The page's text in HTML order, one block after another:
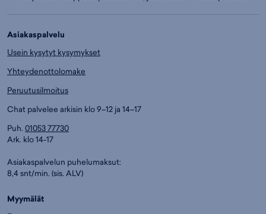
Asiakaspalvelu
Usein kysytyt kysymykset
Yhteydenottolomake
Peruutusilmoitus
Chat palvelee arkisin klo 9–12 ja 14–17
Puh. 01053 77730
Ark. klo 14-17
Asiakaspalvelun puhelumaksut:
8,4 snt/min. (sis. ALV)
Myymälät